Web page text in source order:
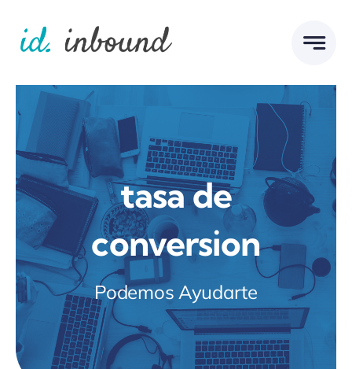
content
tasa de
conversion
Podemos Ayudarte